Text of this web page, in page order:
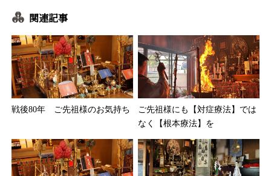
関連記事
戦後80年 ご先祖様のお気持ち
ご先祖様にも【対症療法】では
なく【根本療法】を